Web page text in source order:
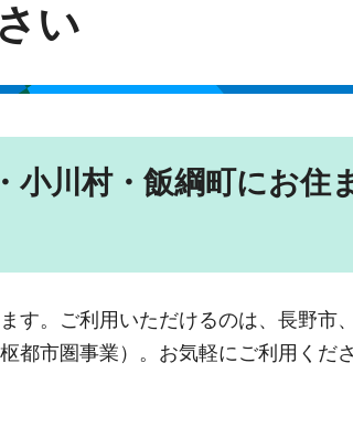
い
小川村・飯綱町にお住
。ご利用いただけるのは、長野市、
都市圏事業）。お気軽にご利用くださ